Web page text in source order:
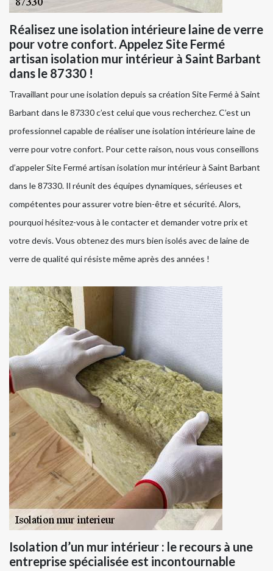
Réalisez une isolation intérieure laine de verre
pour votre confort. Appelez Site Fermé
artisan isolation mur intérieur à Saint Barbant
dans le 87330 !
Travaillant pour une isolation depuis sa création Site Fermé à Saint
Barbant dans le 87330 c’est celui que vous recherchez. C’est un
professionnel capable de réaliser une isolation intérieure laine de
verre pour votre confort. Pour cette raison, nous vous conseillons
d’appeler Site Fermé artisan isolation mur intérieur à Saint Barbant
dans le 87330. Il réunit des équipes dynamiques, sérieuses et
compétentes pour assurer votre bien-être et sécurité. Alors,
pourquoi hésitez-vous à le contacter et demander votre prix et
votre devis. Vous obtenez des murs bien isolés avec de laine de
verre de qualité qui résiste même après des années !
Isolation d’un mur intérieur : le recours à une
entreprise spécialisée est incontournable